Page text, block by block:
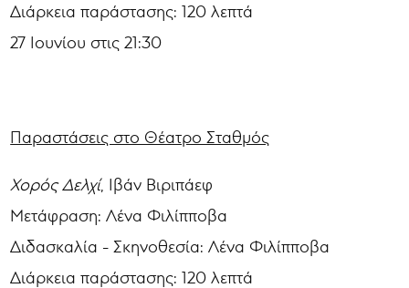
Διάρκεια παράστασης: 120 λεπτά
27 Ιουνίου στις 21:30
Παραστάσεις στο Θέατρο Σταθμός
Χορός Δελχί, Ιβάν Βιριπάεφ
Μετάφραση: Λένα Φιλίπποβα
Διδασκαλία - Σκηνοθεσία: Λένα Φιλίπποβα
Διάρκεια παράστασης: 120 λεπτά